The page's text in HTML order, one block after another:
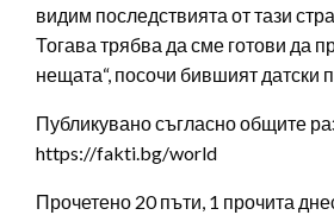
видим последствията от тази
Тогава трябва да сме готови да
нещата“, посочи бившият датски
Публикувано съгласно общите
https://fakti.bg/world
Прочетено 20 пъти, 1 прочита